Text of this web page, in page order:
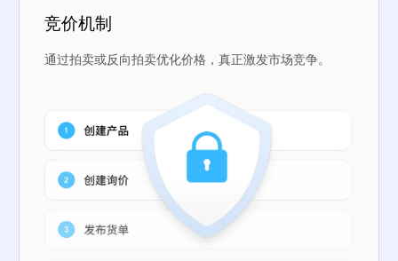
竞价机制
通过拍卖或反向拍卖优化价格，真正激发市场竞争。